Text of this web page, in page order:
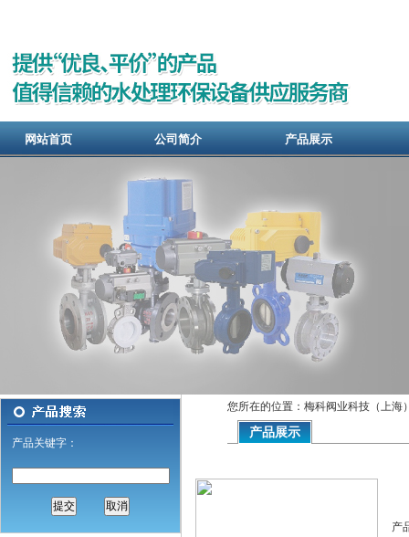
网站首页 公司简介 产品展示
产品关键字：
您所在的位置：梅科阀业科技（上海
产品展示
产